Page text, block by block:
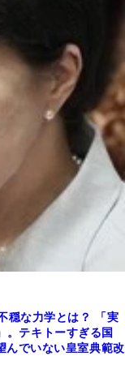
穏な力学とは？ 「実
テキトーすぎる国
んでいない皇室典範改